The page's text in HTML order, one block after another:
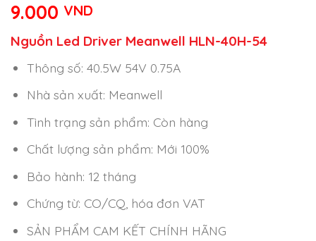
9.000 VND
Nguồn Led Driver Meanwell HLN-40H-54
Thông số: 40.5W 54V 0.75A
Nhà sản xuất: Meanwell
Tình trạng sản phẩm: Còn hàng
Chất lượng sản phẩm: Mới 100%
Bảo hành: 12 tháng
Chứng từ: CO/CQ, hóa đơn VAT
SẢN PHẨM CAM KẾT CHÍNH HÃNG